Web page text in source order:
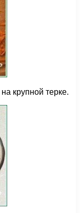
крупной терке.